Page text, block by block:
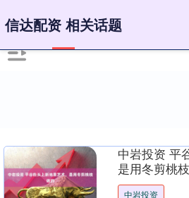
信达配资 相关话题
中岩投资 平
是用冬剪桃
中岩投资